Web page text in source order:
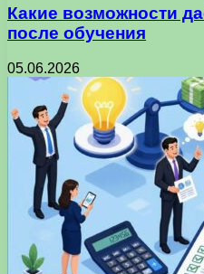
Какие возможности
после обучения
05.06.2026